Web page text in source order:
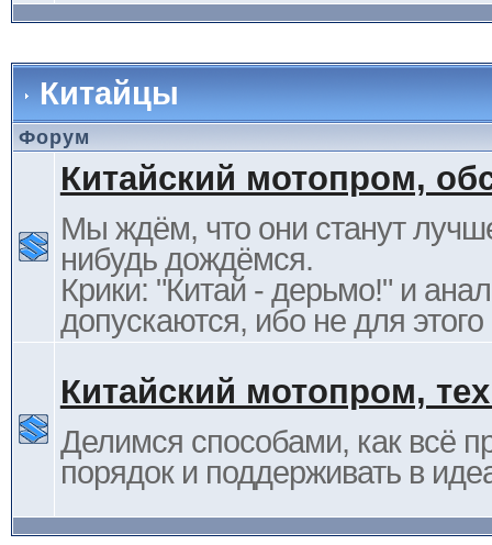
Китайцы
Форум
Китайский мотопром,
Мы ждём, что они станут
нибудь дождёмся.
Крики: "Китай - дерьмо!" и
допускаются, ибо не для
Китайский мотопром,
Делимся способами, как всё
порядок и поддерживать в